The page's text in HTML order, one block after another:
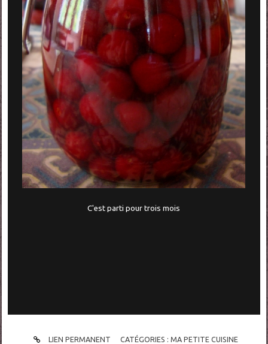
C'est parti pour trois mois
LIEN PERMANENT CATÉGORIES : MA PETITE CUISINE